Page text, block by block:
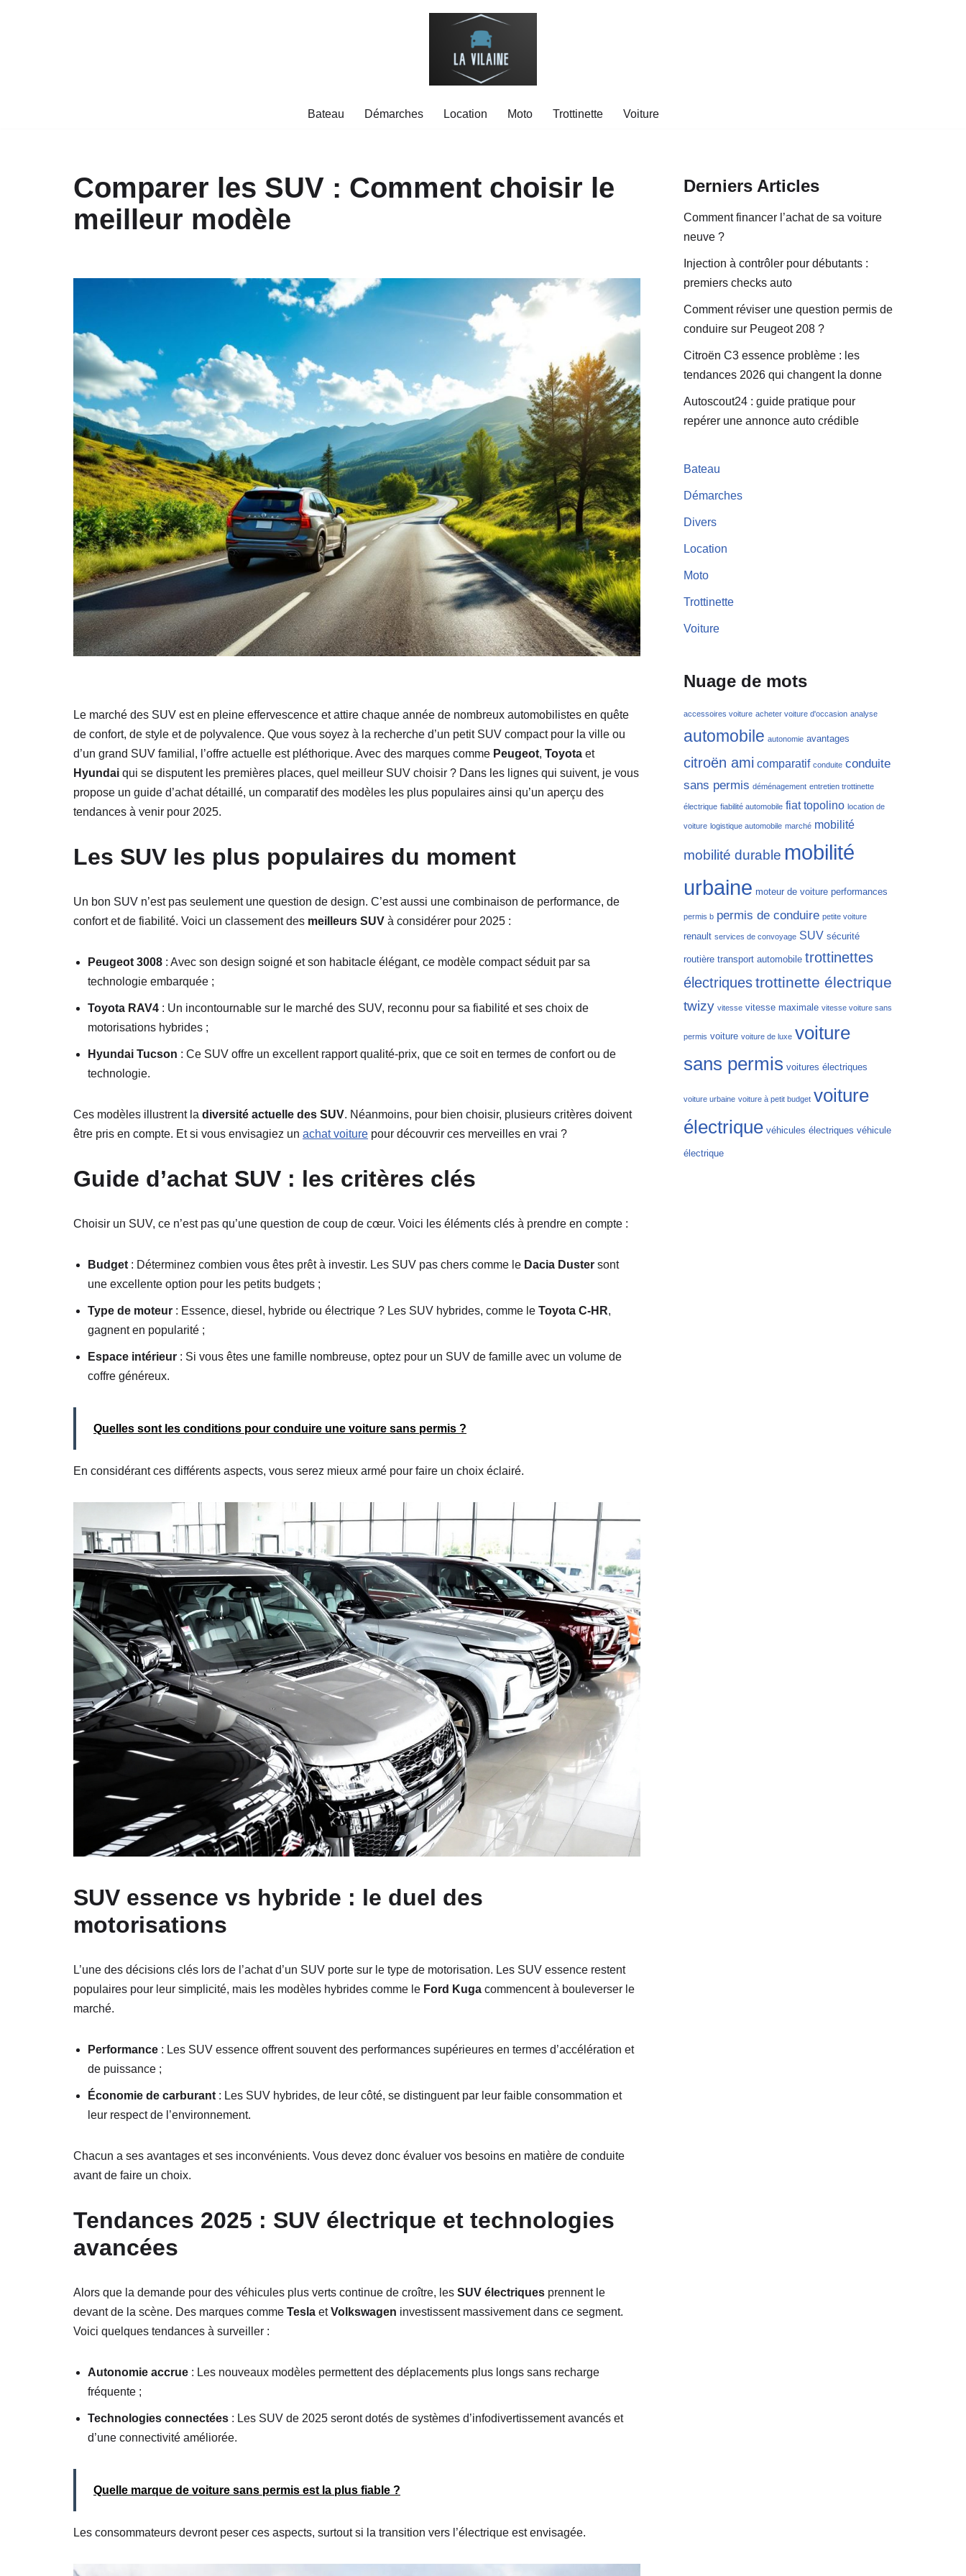
Bateau Démarches Location Moto Trottinette Voiture
Comparer les SUV : Comment choisir le
meilleur modèle
Le marché des SUV est en pleine effervescence et attire chaque année de nombreux automobilistes en quête
de confort, de style et de polyvalence. Que vous soyez à la recherche d’un petit SUV compact pour la ville ou
d’un grand SUV familial, l’offre actuelle est pléthorique. Avec des marques comme Peugeot, Toyota et
Hyundai qui se disputent les premières places, quel meilleur SUV choisir ? Dans les lignes qui suivent, je vous
propose un guide d’achat détaillé, un comparatif des modèles les plus populaires ainsi qu’un aperçu des
tendances à venir pour 2025.
Les SUV les plus populaires du moment
Un bon SUV n’est pas seulement une question de design. C’est aussi une combinaison de performance, de
confort et de fiabilité. Voici un classement des meilleurs SUV à considérer pour 2025 :
Peugeot 3008 : Avec son design soigné et son habitacle élégant, ce modèle compact séduit par sa
technologie embarquée ;
Toyota RAV4 : Un incontournable sur le marché des SUV, reconnu pour sa fiabilité et ses choix de
motorisations hybrides ;
Hyundai Tucson : Ce SUV offre un excellent rapport qualité-prix, que ce soit en termes de confort ou de
technologie.
Ces modèles illustrent la diversité actuelle des SUV. Néanmoins, pour bien choisir, plusieurs critères doivent
être pris en compte. Et si vous envisagiez un achat voiture pour découvrir ces merveilles en vrai ?
Guide d’achat SUV : les critères clés
Choisir un SUV, ce n’est pas qu’une question de coup de cœur. Voici les éléments clés à prendre en compte :
Budget : Déterminez combien vous êtes prêt à investir. Les SUV pas chers comme le Dacia Duster sont
une excellente option pour les petits budgets ;
Type de moteur : Essence, diesel, hybride ou électrique ? Les SUV hybrides, comme le Toyota C-HR,
gagnent en popularité ;
Espace intérieur : Si vous êtes une famille nombreuse, optez pour un SUV de famille avec un volume de
coffre généreux.
Quelles sont les conditions pour conduire une voiture sans permis ?
En considérant ces différents aspects, vous serez mieux armé pour faire un choix éclairé.
SUV essence vs hybride : le duel des
motorisations
L’une des décisions clés lors de l’achat d’un SUV porte sur le type de motorisation. Les SUV essence restent
populaires pour leur simplicité, mais les modèles hybrides comme le Ford Kuga commencent à bouleverser le
marché.
Performance : Les SUV essence offrent souvent des performances supérieures en termes d’accélération et
de puissance ;
Économie de carburant : Les SUV hybrides, de leur côté, se distinguent par leur faible consommation et
leur respect de l’environnement.
Chacun a ses avantages et ses inconvénients. Vous devez donc évaluer vos besoins en matière de conduite
avant de faire un choix.
Tendances 2025 : SUV électrique et technologies
avancées
Alors que la demande pour des véhicules plus verts continue de croître, les SUV électriques prennent le
devant de la scène. Des marques comme Tesla etVolkswagen investissent massivement dans ce segment.
Voici quelques tendances à surveiller :
Autonomie accrue : Les nouveaux modèles permettent des déplacements plus longs sans recharge
fréquente ;
Technologies connectées : Les SUV de 2025 seront dotés de systèmes d’infodivertissement avancés et
d’une connectivité améliorée.
Quelle marque de voiture sans permis est la plus fiable ?
Les consommateurs devront peser ces aspects, surtout si la transition vers l’électrique est envisagée.
Derniers Articles
Comment financer l’achat de sa voiture
neuve ?
Injection à contrôler pour débutants :
premiers checks auto
Comment réviser une question permis de
conduire sur Peugeot 208 ?
Citroën C3 essence problème : les
tendances 2026 qui changent la donne
Autoscout24 : guide pratique pour
repérer une annonce auto crédible
Bateau
Démarches
Divers
Location
Moto
Trottinette
Voiture
Nuage de mots
accessoires voiture acheter voiture d'occasion analyse
automobile autonomie avantages
citroën ami comparatif conduite conduite
sans permis déménagement entretien trottinette
électrique fiabilité automobile fiat topolino location de
voiture logistique automobile marché mobilité
mobilité durable mobilité
urbaine moteur de voiture performances
permis b permis de conduire petite voiture
renault services de convoyage SUV sécurité
routière transport automobile trottinettes
électriquestrottinette électrique
twizy vitesse vitesse maximale vitesse voiture sans
permis voiture voiture de luxe voiture
sans permis voitures électriques
voiture urbaine voiture à petit budget voiture
électrique véhicules électriques véhicule
électrique